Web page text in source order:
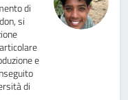
di
si
e
di